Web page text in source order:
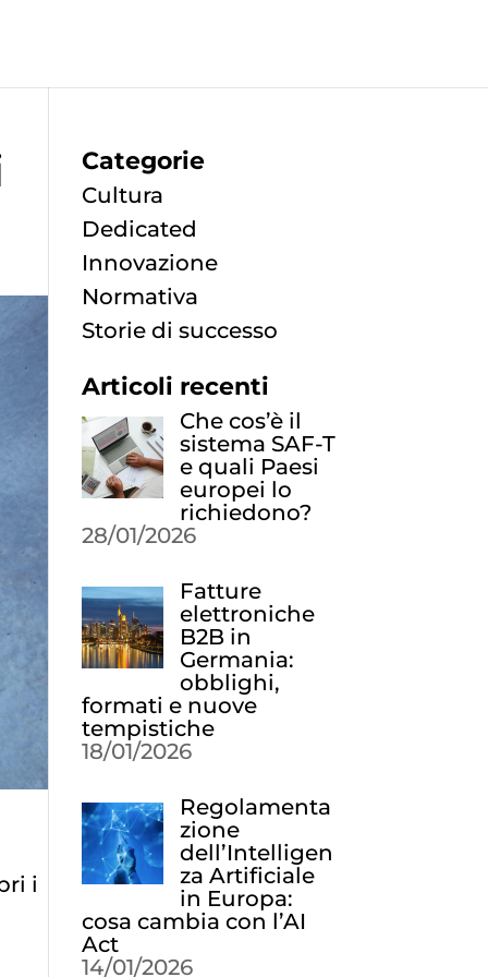
i
Categorie
Cultura
Dedicated
Innovazione
Normativa
Storie di successo
Articoli recenti
Che cos’è il
sistema SAF-T
e quali Paesi
europei lo
richiedono?
28/01/2026
Fatture
elettroniche
B2B in
Germania:
obblighi,
formati e nuove
tempistiche
18/01/2026
Regolamenta
zione
dell’Intelligen
za Artificiale
in Europa:
cosa cambia con l’AI
Act
14/01/2026